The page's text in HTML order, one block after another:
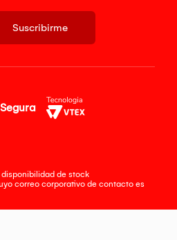
Suscribirme
de stock
correo corporativo de contacto es